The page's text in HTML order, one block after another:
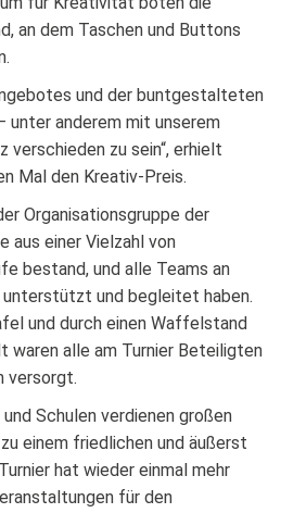
an dem Taschen und Buttons
und der buntgestalteten
unter anderem mit unserem
verschieden zu sein“, erhielt
Mal den Kreativ-Preis.
Organisationsgruppe der
aus einer Vielzahl von
bestand, und alle Teams an
unterstützt und begleitet haben.
und durch einen Waffelstand
waren alle am Turnier Beteiligten
versorgt.
Schulen verdienen großen
einem friedlichen und äußerst
hat wieder einmal mehr
für den